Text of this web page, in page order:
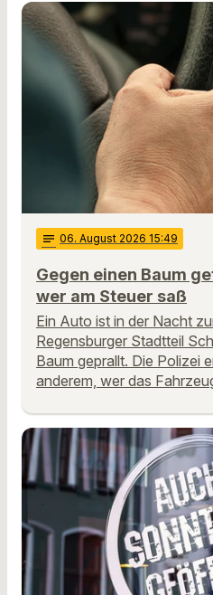
notes 06. August 2026 15:49
Gegen einen Baum
wer am Steuer saß
Ein Auto ist in der Nacht
Regensburger Stadtteil
Baum geprallt. Die Polizei
anderem, wer das